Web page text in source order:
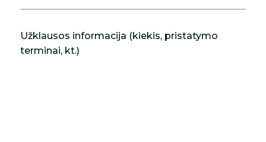
Užklausos informacija (kiekis, pristatymo
terminai, kt.)